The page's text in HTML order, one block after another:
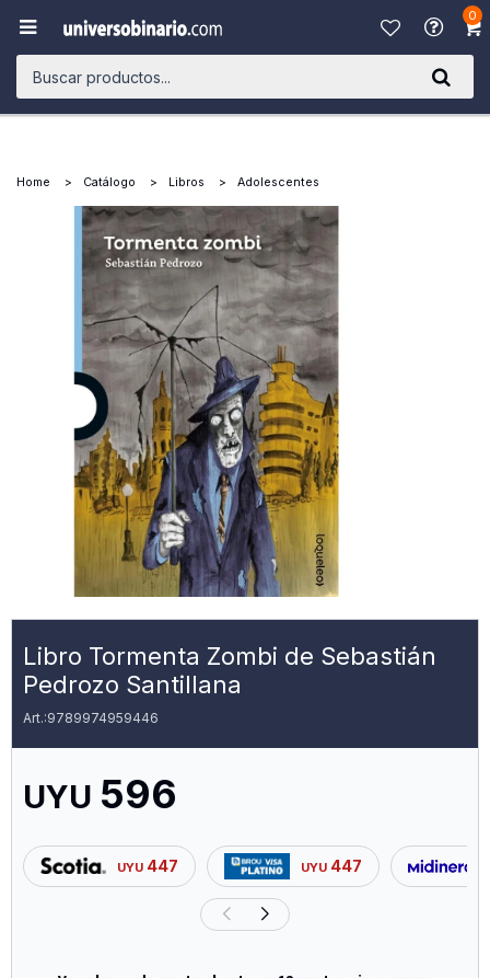
0

Home Catálogo Libros Adolescentes
Libro Tormenta Zombi de Sebastián
Pedrozo Santillana
9789974959446
UYU 596
UYU 447 UYU 447